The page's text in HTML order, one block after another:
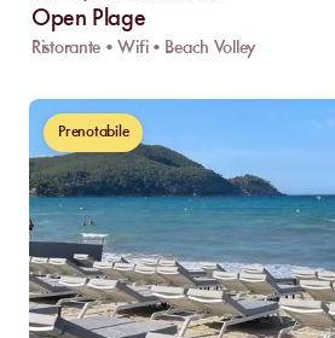
Open Plage
Ristorante • Wifi • Beach Volley
Prenotabile